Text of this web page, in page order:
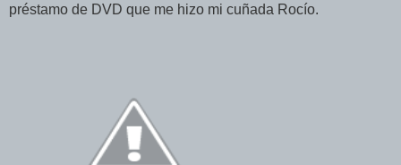
préstamo de DVD que me hizo mi cuñada Rocío.